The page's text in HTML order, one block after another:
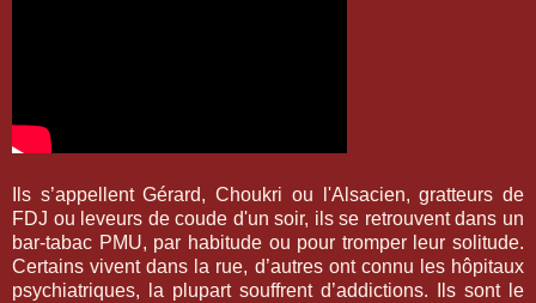
Ils s’appellent Gérard, Choukri ou l'Alsacien, gratteurs de
FDJ ou leveurs de coude d'un soir, ils se retrouvent dans un
bar-tabac PMU, par habitude ou pour tromper leur solitude.
Certains vivent dans la rue, d’autres ont connu les hôpitaux
psychiatriques, la plupart souffrent d’addictions. Ils sont le